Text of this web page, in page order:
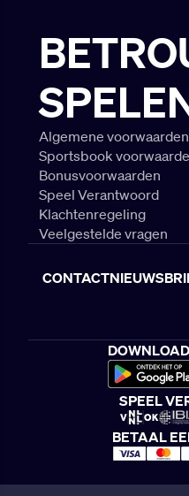
Algemene voorwaarden
Sportsbook
Bonusvoorwaarden
Speel Verantwoord
Klachtenregeling
Veelgestelde vragen
CONTACT
SPEEL
BETAAL